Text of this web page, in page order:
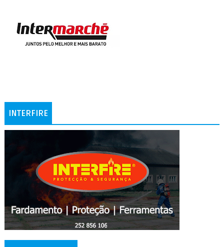
INTERFIRE